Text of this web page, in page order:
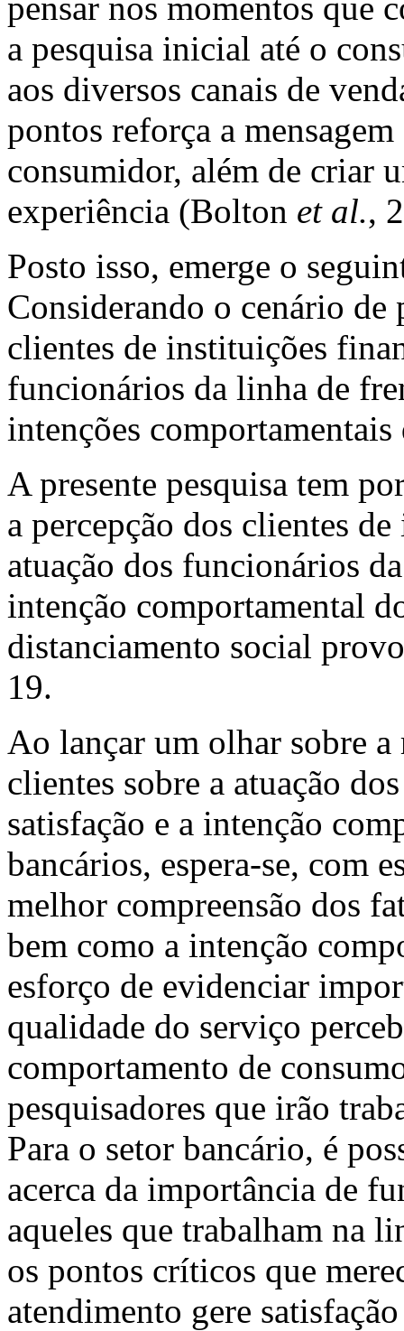
a pesquisa inicial até o
aos diversos canais de
pontos reforça a
consumidor, além de criar
experiência (Bolton et al.,
Posto isso, emerge o
Considerando o cenário de
clientes de instituições
funcionários da linha de
intenções comportamentais
A presente pesquisa tem
a percepção dos clientes
atuação dos funcionários
intenção comportamental
distanciamento social
19.
Ao lançar um olhar sobre a
clientes sobre a atuação
satisfação e a intenção
bancários, espera-se, com
melhor compreensão dos
bem como a intenção
esforço de evidenciar
qualidade do serviço
comportamento de
pesquisadores que irão
Para o setor bancário, é
acerca da importância de
aqueles que trabalham na
os pontos críticos que
atendimento gere